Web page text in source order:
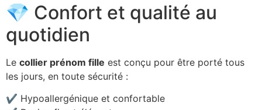
💎 Confort et qualité au
quotidien
Le collier prénom fille est conçu pour être porté tous
les jours, en toute sécurité :
✔️ Hypoallergénique et confortable